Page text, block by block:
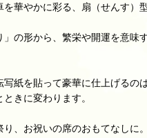
華やかに彩る、扇（せんす）
」の形から、繁栄や開運を意味
写紙を貼って豪華に仕上げるの
きに変わります。
り、お祝いの席のおもてなしに